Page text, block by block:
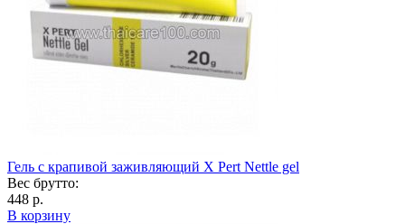
Гель с крапивой заживляющий X Pert Nettle gel
Вес брутто:
448 р.
В корзину